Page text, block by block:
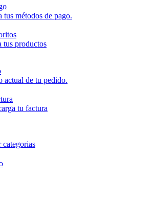
métodos de pago.
tus productos
actual de tu pedido.
tu factura
categorias